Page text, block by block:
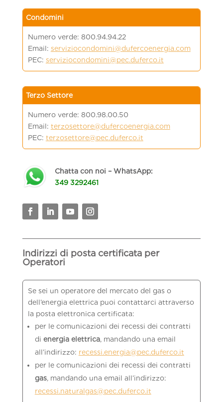
Condomini
Numero verde: 800.94.94.22
Email: serviziocondomini@dufercoenergia.com
PEC: serviziocondomini@pec.duferco.it
Terzo Settore
Numero verde: 800.98.00.50
Email: terzosettore@dufercoenergia.com
PEC: terzosettore@pec.duferco.it
Chatta con noi – WhatsApp:
349 3292461
Indirizzi di posta certificata per
Operatori
Se sei un operatore del mercato del gas o
dell’energia elettrica puoi contattarci attraverso
la posta elettronica certificata:
per le comunicazioni dei recessi dei contratti
di energia elettrica, mandando una email
all’indirizzo: recessi.energia@pec.duferco.it
per le comunicazioni dei recessi dei contratti
gas, mandando una email all’indirizzo:
recessi.naturalgas@pec.duferco.it